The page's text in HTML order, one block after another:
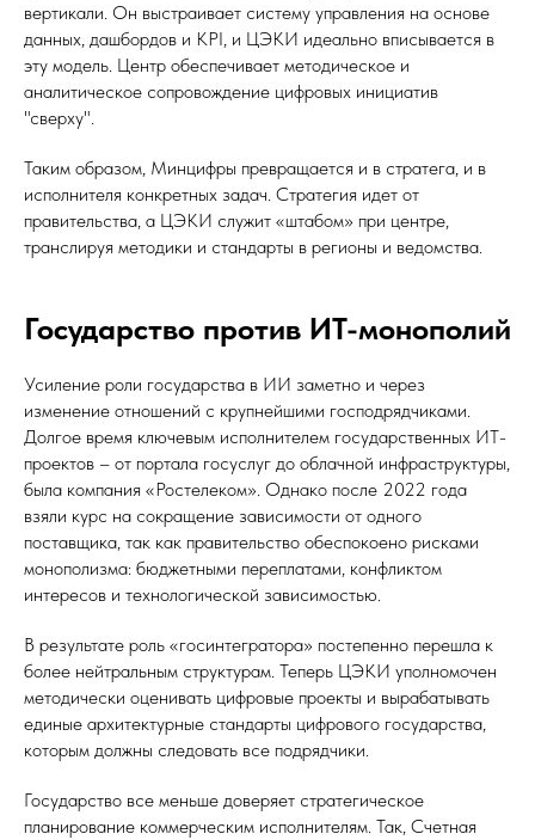
вертикали. Он выстраивает систему управления на основе
данных, дашбордов и KPI, и ЦЭКИ идеально вписывается в
эту модель. Центр обеспечивает методическое и
аналитическое сопровождение цифровых инициатив
"сверху".
Таким образом, Минцифры превращается и в стратега, и в
исполнителя конкретных задач. Стратегия идет от
правительства, а ЦЭКИ служит «штабом» при центре,
транслируя методики и стандарты в регионы и ведомства.
Государство против ИТ-монополий
Усиление роли государства в ИИ заметно и через
изменение отношений с крупнейшими господрядчиками.
Долгое время ключевым исполнителем государственных ИТ-
проектов – от портала госуслуг до облачной инфраструктуры,
была компания «Ростелеком». Однако после 2022 года
взяли курс на сокращение зависимости от одного
поставщика, так как правительство обеспокоено рисками
монополизма: бюджетными переплатами, конфликтом
интересов и технологической зависимостью.
В результате роль «госинтегратора» постепенно перешла к
более нейтральным структурам. Теперь ЦЭКИ уполномочен
методически оценивать цифровые проекты и вырабатывать
единые архитектурные стандарты цифрового государства,
которым должны следовать все подрядчики.
Государство все меньше доверяет стратегическое
планирование коммерческим исполнителям. Так, Счетная